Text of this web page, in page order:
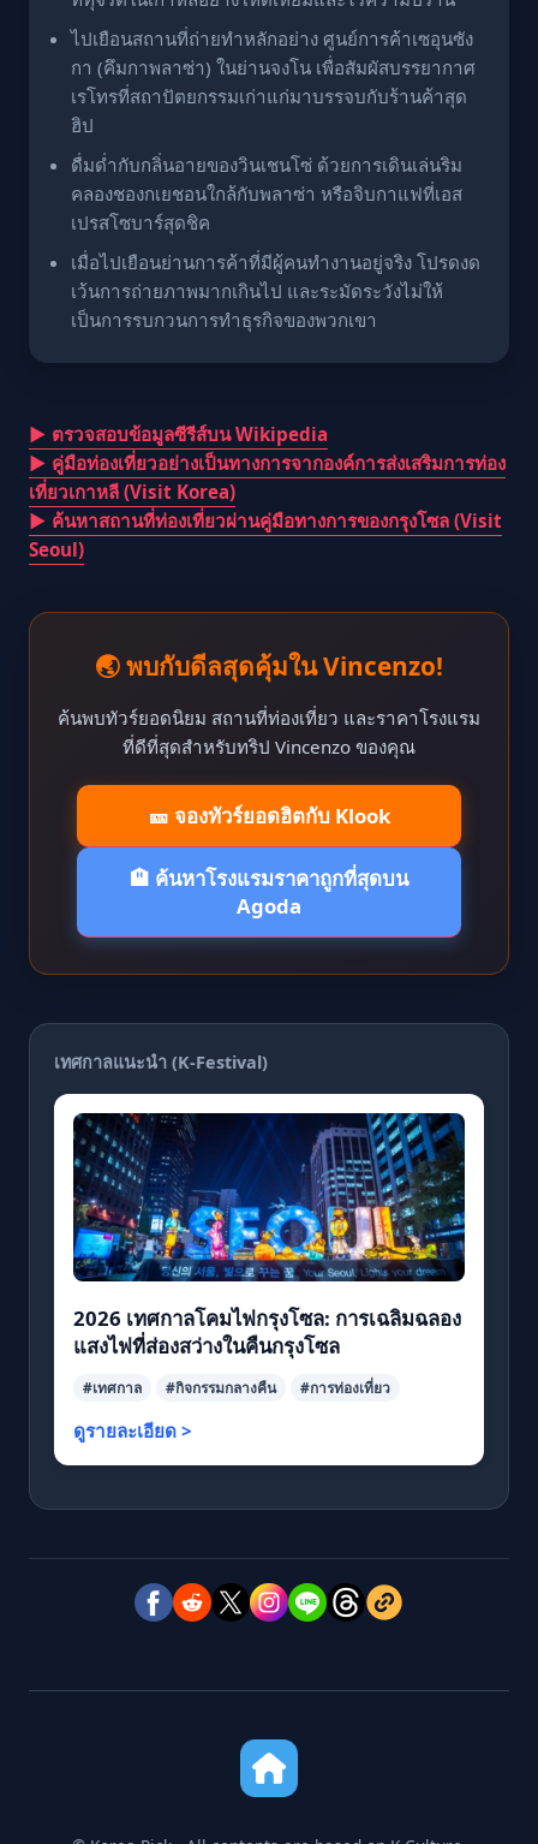
ไปเยือนสถานที่ถ่ายทำหลักอย่าง ศูนย์การค้าเซอุนซัง
กา (คึมกาพลาซ่า) ในย่านจงโน เพื่อสัมผัสบรรยากาศ
เรโทรที่สถาปัตยกรรมเก่าแก่มาบรรจบกับร้านค้าสุด
ฮิป
ดื่มด่ำกับกลิ่นอายของวินเชนโซ่ ด้วยการเดินเล่นริม
คลองชองกเยชอนใกล้กับพลาซ่า หรือจิบกาแฟที่เอส
เปรสโซบาร์สุดชิค
เมื่อไปเยือนย่านการค้าที่มีผู้คนทำงานอยู่จริง โปรดงด
เว้นการถ่ายภาพมากเกินไป และระมัดระวังไม่ให้
เป็นการรบกวนการทำธุรกิจของพวกเขา
▶ ตรวจสอบข้อมูลซีรีส์บน Wikipedia
▶ คู่มือท่องเที่ยวอย่างเป็นทางการจากองค์การส่งเสริมการท่อง
เที่ยวเกาหลี (Visit Korea)
▶ ค้นหาสถานที่ท่องเที่ยวผ่านคู่มือทางการของกรุงโซล (Visit
Seoul)
🌏 พบกับดีลสุดคุ้มใน Vincenzo!
ค้นพบทัวร์ยอดนิยม สถานที่ท่องเที่ยว และราคาโรงแรม
ที่ดีที่สุดสำหรับทริป Vincenzo ของคุณ
🎫 จองทัวร์ยอดฮิตกับ Klook
🏨 ค้นหาโรงแรมราคาถูกที่สุดบน
Agoda
เทศกาลแนะนำ (K-Festival)
2026 เทศกาลโคมไฟกรุงโซล: การเฉลิมฉลอง
แสงไฟที่ส่องสว่างในคืนกรุงโซล
#เทศกาล #กิจกรรมกลางคืน #การท่องเที่ยว
ดูรายละเอียด >